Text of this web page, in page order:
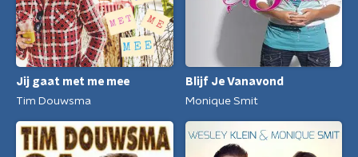
Jij gaat met me mee
Tim Douwsma
Blijf Je Vanavond
Monique Smit